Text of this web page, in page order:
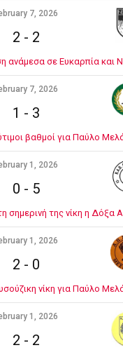
7, 2026
2 - 2
ανάμεσα σε Ευκαρπία και
7, 2026
1 - 3
βαθμοί για Παύλο
1, 2026
0 - 5
σημερινή της νίκη η Δόξα
1, 2026
2 - 0
νίκη για Παύλο
1, 2026
2 - 2